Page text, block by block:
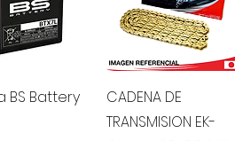
rápida
BS Battery
Vista rápida
CADENA DE
TRANSMISION EK-